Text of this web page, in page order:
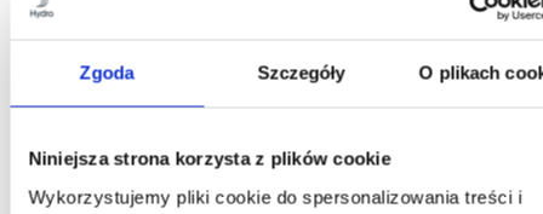
Zgoda Szczegóły O plikach
Niniejsza strona korzysta z plików cookie
Wykorzystujemy pliki cookie do spersonalizowania treści i
14Obróbka maszynowa
Obróbka powierzchniowa
16Korozja
18Banki wiedzy i wymiana wiedzy
19
Obliczenia konstrukcyjne